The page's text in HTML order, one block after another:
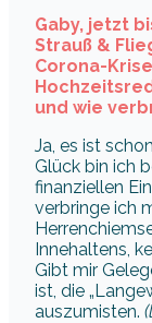
Gaby, jetzt
Strauß &
Corona-
und wie
Ja, es ist
Glück bin ich
finanziellen
verbringe ich
Innehaltens,
Gibt mir
ist, die
auszumisten.